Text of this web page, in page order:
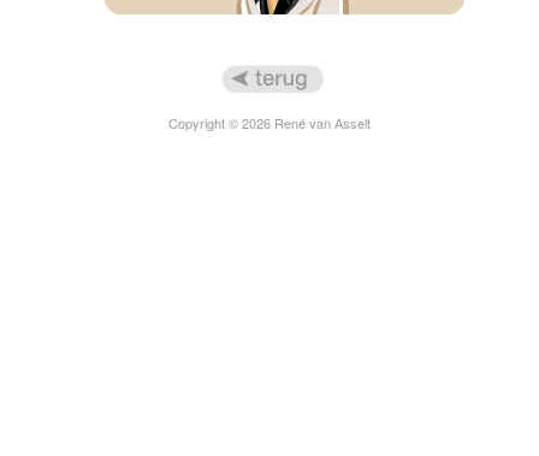
Copyright © 2026 René van Asselt